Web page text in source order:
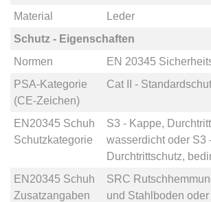
Material
Leder
Schutz - Eigenschaften
Normen
EN 20345
PSA-Kategorie
(CE-Zeichen)
Cat II -
EN20345 Schuh
Schutzkategorie
S3 - Kappe,
wasserdichtoder S3
Durchtrittschutz,
EN20345 Schuh
Zusatzangaben
SRC
und Stahlboden oder